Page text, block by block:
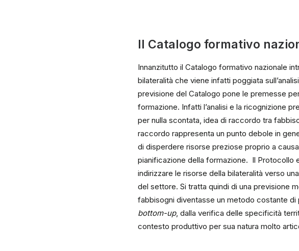
Il Catalogo formativo
Innanzitutto il Catalogo formativo nazionale
bilateralità che viene infatti poggiata
previsione del Catalogo pone le premesse
formazione. Infatti l’analisi e la ricognizione
per nulla scontata, idea di raccordo tra
raccordo rappresenta un punto debole in
di disperdere risorse preziose proprio a
pianificazione della formazione. Il Protocollo
indirizzare le risorse della bilateralità verso
del settore. Si tratta quindi di una previsione
fabbisogni diventasse un metodo costante
bottom-up, dalla verifica delle specificità
contesto produttivo per sua natura molto